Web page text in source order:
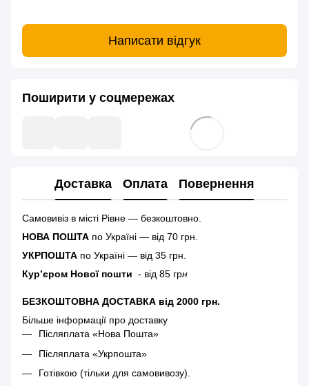
Написати відгук
Поширити у соцмережах
Доставка Оплата Повернення
Самовивіз в місті Рівне — безкоштовно.
НОВА ПОШТА по Україні — від 70 грн.
УКРПОШТА по Україні — від 35 грн.
Кур’єром Нової пошти - від 85 грн
БЕЗКОШТОВНА ДОСТАВКА від 2000 грн.
Більше інформації про доставку
Післяплата «Нова Пошта»
Післяплата «Укрпошта»
Готівкою (тільки для самовивозу).